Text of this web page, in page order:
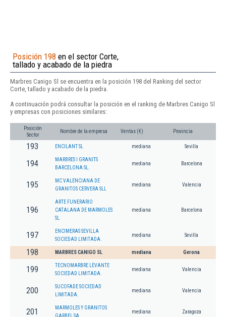
Posición 198 en el sector Corte,
tallado y acabado de la piedra
Marbres Canigo Sl se encuentra en la posición 198 del Ranking del sector
Corte, tallado y acabado de la piedra.
A continuación podrá consultar la posición en el ranking de Marbres Canigo Sl
y empresas con posiciones similares:
Posición
Sector
Nombre de la empresa Ventas (€) Provincia
193 ENCILANT SL mediana Sevilla
194
MARBRES I GRANITS
BARCELONA SL.
mediana Barcelona
195
MC VALENCIANA DE
GRANITOS CERVERA SLL
mediana Valencia
196
ARTE FUNERARIO
CATALANA DE MARMOLES
SL
mediana Barcelona
197
ENCIMERAS SEVILLA
SOCIEDAD LIMITADA.
mediana Sevilla
198 MARBRES CANIGO SL mediana Gerona
199
TECNOMARBRE LEVANTE
SOCIEDAD LIMITADA.
mediana Valencia
200
SUCOFADE SOCIEDAD
LIMITADA.
mediana Valencia
201
MARMOLES Y GRANITOS
GARBEL SA
mediana Zaragoza